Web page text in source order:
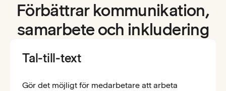
Förbättrar kommunikation,
samarbete och inkludering
Tal-till-text
Gör det möjligt för medarbetare att arbeta